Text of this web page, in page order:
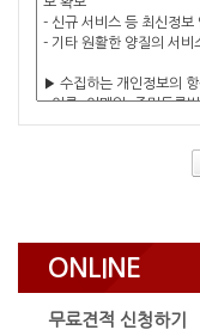
ONLINE
무료견적 신청하기